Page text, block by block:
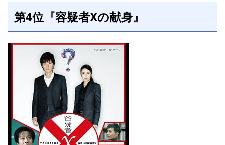
第4位『容疑者Xの献身』